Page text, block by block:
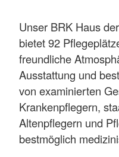
Unser BRK Haus
bietet 92
freundliche
Ausstattung und
von examinierten
Krankenpflegern,
Altenpflegern und
bestmöglich